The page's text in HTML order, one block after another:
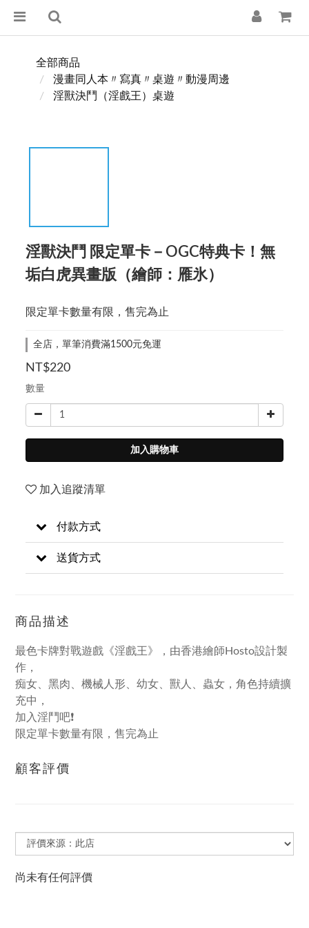
全部商品
漫畫同人本〃寫真〃桌遊〃動漫周邊
淫獸決鬥（淫戲王）桌遊
淫獸決鬥 限定單卡－OGC特典卡！無
垢白虎異畫版（繪師：雁氷）
限定單卡數量有限，售完為止
全店，單筆消費滿1500元免運
NT$220
數量
加入購物車
加入追蹤清單
付款方式
送貨方式
商品描述
最色卡牌對戰遊戲《淫戲王》，由香港繪師Hosto設計製
作，
痴女、黑肉、機械人形、幼女、獸人、蟲女，角色持續擴
充中，
加入淫鬥吧❗
限定單卡數量有限，售完為止
顧客評價
尚未有任何評價